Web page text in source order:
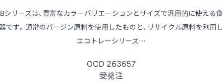
シリーズは、豊富なカラーバリエーションとサイズで汎用的に使える
です。通常のバージン原料を使用したものと、リサイクル原料を利用
エコトレーシリーズ…
OCD 263657
受発注